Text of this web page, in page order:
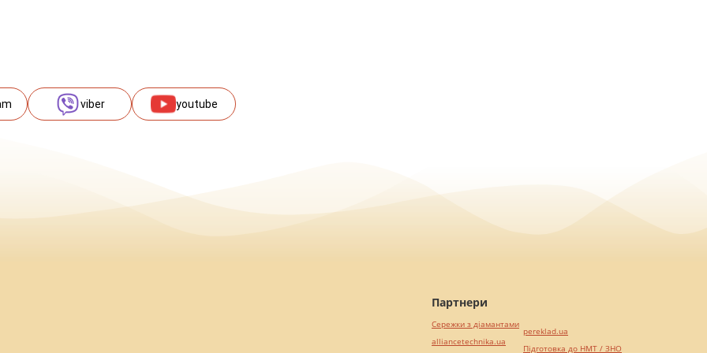
viber youtube
Партнери
Сережки з діамантами
alliancetechnika.ua
pereklad.ua
Підготовка до НМТ / ЗНО